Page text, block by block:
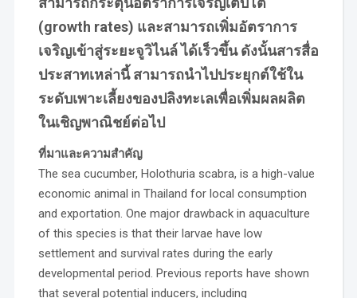
(growth rates) และสามารถเพิ่มอัตราการ
เจริญเข้าสู่ระยะจูวิไนล์ ได้เร็วขึ้น ดังนั้นสารสื่อ
ประสาทเหล่านี้ สามารถนำไปประยุกต์ใช้ใน
ระดับเพาะเลี้ยงของปลิงทะเลเพื่อเพิ่มผลผลิต
ในเชิญพาณิชย์ต่อไป
ที่มาและความสำคัญ
The sea cucumber, Holothuria scabra, is a high-value
economic animal in Thailand for local consumption
and exportation. One major drawback in aquaculture
of this species is that their larvae have low
settlement and survival rates during the early
developmental period. Previous reports have shown
that several potential inducers, including